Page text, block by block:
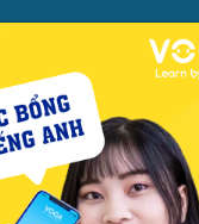
XEM THÊM